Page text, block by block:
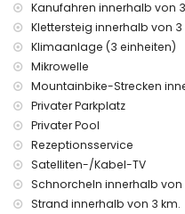
Ausstattung und
Flughafentransfer
Poolheizung
Kinderbett (auf Anfrage)
Unterhaltung und
Javea, Costa Blanca
Theater, Nachtclub, Bar,
(weniger als 5 Kilometer
Sehenswürdigkeiten und
Kanufahren innerhalb von
Klettersteig innerhalb von 3
Klimaanlage (3 einheiten)
Mikrowelle
Mountainbike-Strecken
Privater Parkplatz
Privater Pool
Rezeptionsservice
Satelliten-/Kabel-TV
Schnorcheln innerhalb von
Strand innerhalb von 3 km.